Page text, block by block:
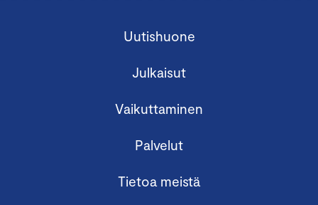
Uutishuone
Julkaisut
Vaikuttaminen
Palvelut
Tietoa meistä